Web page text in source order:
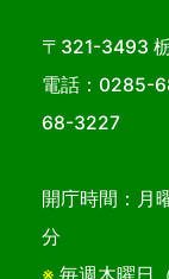
〒321-3493
電話： 0285-
68-3227
開庁時間：月
分